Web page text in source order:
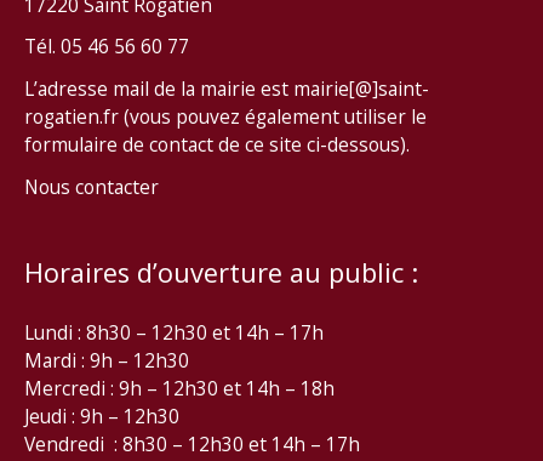
Tél. 05 46 56 60 77
L’adresse mail de la mairie est mairie[@]saint-
rogatien.fr (vous pouvez également utiliser le
formulaire de contact de ce site ci-dessous).
Nous contacter
Horaires d’ouverture au public :
Lundi : 8h30 – 12h30 et 14h – 17h
Mardi : 9h – 12h30
Mercredi : 9h – 12h30 et 14h – 18h
Jeudi : 9h – 12h30
Vendredi : 8h30 – 12h30 et 14h – 17h